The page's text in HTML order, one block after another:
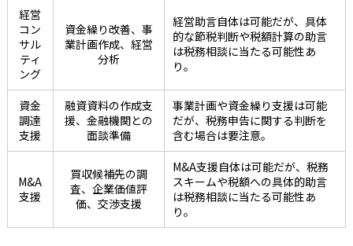
経営
コン
サル
ティ
ング
資金繰り改善、事
業計画作成、経営
分析
経営助言自体は可能だが、具体
的な節税判断や税額計算の助言
は税務相談に当たる可能性あ
り。
資金
調達
支援
融資資料の作成支
援、金融機関との
面談準備
事業計画や資金繰り支援は可能
だが、税務申告に関する判断を
含む場合は要注意。
M&A
支援
買収候補先の調
査、企業価値評
価、交渉支援
M&A支援自体は可能だが、税務
スキームや税額への具体的助言
は税務相談に当たる可能性あ
り。